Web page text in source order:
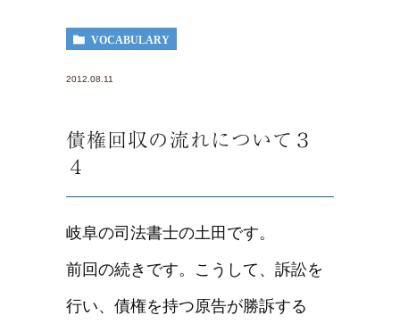
VOCABULARY
2012.08.11
債権回収の流れについて３
４
岐阜の司法書士の土田です。
前回の続きです。こうして、訴訟を
行い、債権を持つ原告が勝訴する